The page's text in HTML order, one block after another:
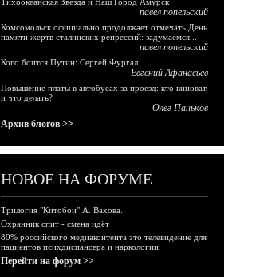
павел попельский
Комсомольск официально продолжает отмечать День
памяти жертв сталинских репрессий: задумаемся...
павел попельский
Кого боится Путин: Сергей Фургал
Евгений Афанасьев
Повышение платы в автобусах за проезд: кто виноват,
и что делать?
Олег Паньков
Архив блогов >>
НОВОЕ НА ФОРУМЕ
Трилогия "Китобои" А. Вахова.
Охранник спит - смена идёт
80% российского медиаконтента это телевидение для
пациентов психдиспансера и наркологии.
Перейти на форум >>